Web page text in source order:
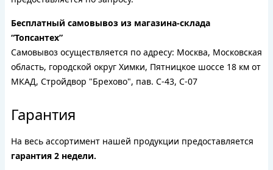
Бесплатный самовывоз из магазина-склада
“Топсантех”
Самовывоз осуществляется по адресу: Москва, Московская
область, городской округ Химки, Пятницкое шоссе 18 км от
МКАД, Стройдвор "Брехово", пав. С-43, С-07
Гарантия
На весь ассортимент нашей продукции предоставляется
гарантия 2 недели.